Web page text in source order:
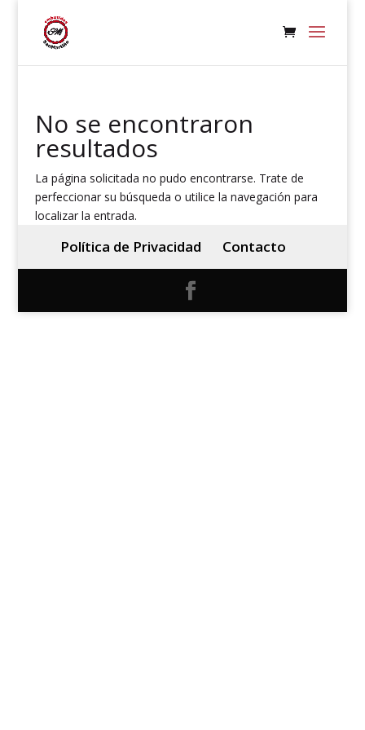
No se encontraron
resultados
La página solicitada no pudo encontrarse. Trate de
perfeccionar su búsqueda o utilice la navegación para
localizar la entrada.
Política de Privacidad Contacto